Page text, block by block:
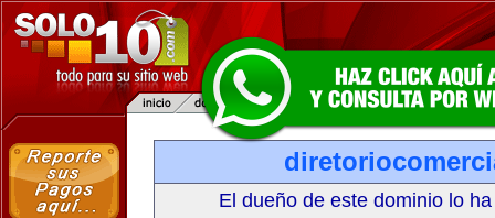
El dueño de este dominio lo